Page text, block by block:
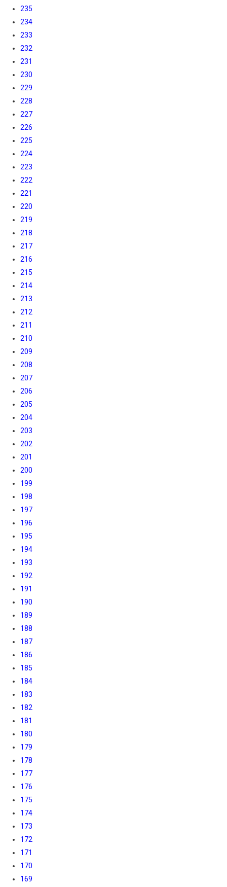
235
234
233
232
231
230
229
228
227
226
225
224
223
222
221
220
219
218
217
216
215
214
213
212
211
210
209
208
207
206
205
204
203
202
201
200
199
198
197
196
195
194
193
192
191
190
189
188
187
186
185
184
183
182
181
180
179
178
177
176
175
174
173
172
171
170
169